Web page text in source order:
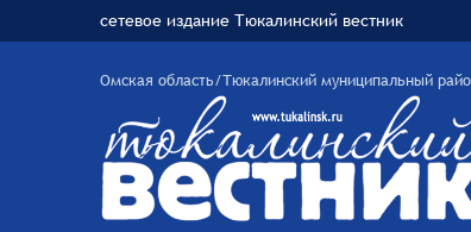
сетевое издание Тюкалинский вестник
Омская область/Тюкалинский муниципальный